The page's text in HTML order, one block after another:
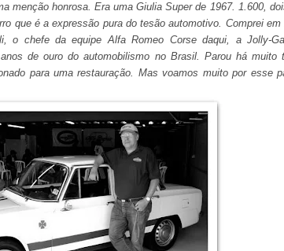
menção honrosa. Era uma Giulia Super de 1967. 1.600,
que é a expressão pura do tesão automotivo. Comprei em
o chefe da equipe Alfa Romeo Corse daqui, a Jolly-
de ouro do automobilismo no Brasil. Parou há muito
para uma restauração. Mas voamos muito por esse